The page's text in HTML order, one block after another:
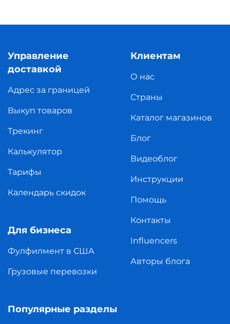
Управление
доставкой
Адрес за границей
Выкуп товаров
Трекинг
Калькулятор
Тарифы
Календарь скидок
Для бизнеса
Фулфилмент в США
Грузовые перевозки
Клиентам
О нас
Страны
Каталог магазинов
Блог
Видеоблог
Инструкции
Помощь
Контакты
Influencers
Авторы блога
Популярные разделы